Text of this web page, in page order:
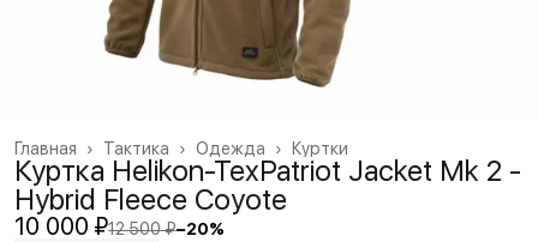
Куртки
Одежда ›
Тактика ›
Главная ›
Куртка Helikon-TexPatriot Jacket Mk 2 -
Hybrid Fleece Coyote
10 000 ₽12 500 ₽−20%